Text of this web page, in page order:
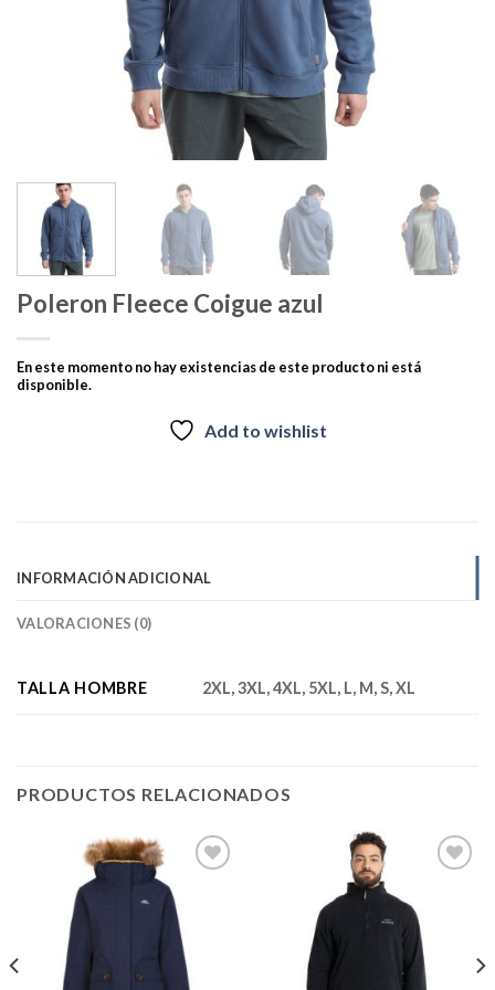
Poleron Fleece Coigue azul
En este momento no hay existencias de este producto ni está
disponible.
Add to wishlist
INFORMACIÓN ADICIONAL
VALORACIONES (0)
TALLA HOMBRE 2XL, 3XL, 4XL, 5XL, L, M, S, XL
PRODUCTOS RELACIONADOS
wishlist